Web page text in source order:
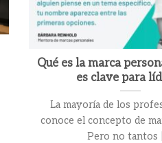
Qué es la marca
es clave para
La mayoría de los
conoce el concepto de
Pero no tantos